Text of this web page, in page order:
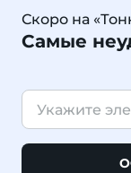
Скоро на
Самые